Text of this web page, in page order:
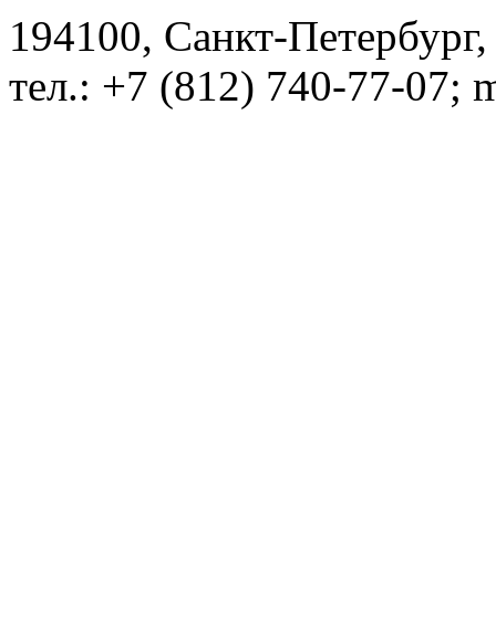
194100, Санкт-
тел.: +7 (812) 740-77-07;